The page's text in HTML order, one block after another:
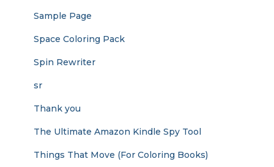
Sample Page
Space Coloring Pack
Spin Rewriter
sr
Thank you
The Ultimate Amazon Kindle Spy Tool
Things That Move (For Coloring Books)